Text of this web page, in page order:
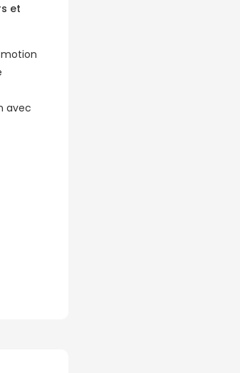
et
avec